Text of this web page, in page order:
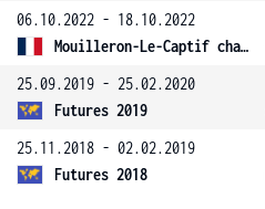
06.10.2022 - 18.10.2022
Mouilleron-Le-Captif challenger
25.09.2019 - 25.02.2020
Futures 2019
25.11.2018 - 02.02.2019
Futures 2018